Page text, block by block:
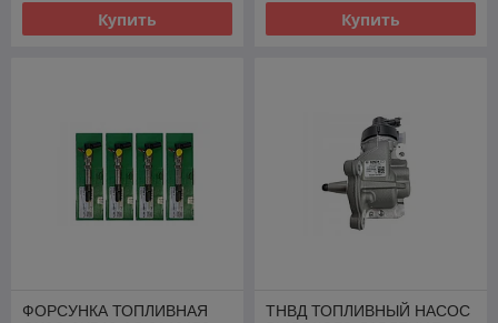
Купить Купить
ФОРСУНКА ТОПЛИВНАЯ
ТНВД ТОПЛИВНЫЙ НАСОС